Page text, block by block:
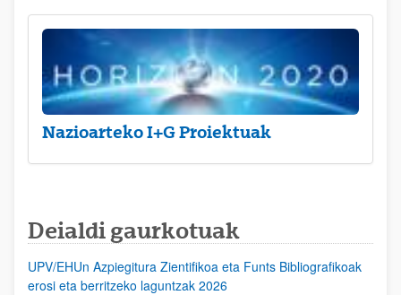
Nazioarteko I+G Proiektuak
Deialdi gaurkotuak
UPV/EHUn Azpiegitura Zientifikoa eta Funts Bibliografikoak
erosi eta berritzeko laguntzak 2026